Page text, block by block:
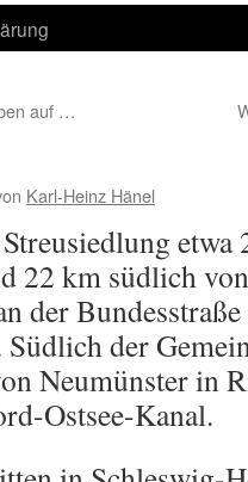
auf …
Karl-Heinz Hänel
22 km südlich
der
der
Neumünster in
Ostsee-Kanal.